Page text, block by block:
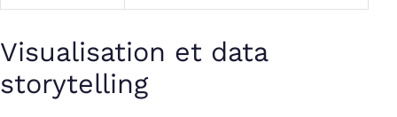
Visualisation et data
storytelling